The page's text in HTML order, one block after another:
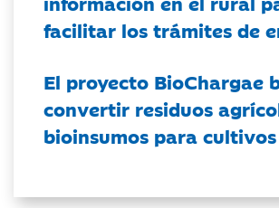
facilitar los trámites de
El proyecto BioChargae
convertir residuos
bioinsumos para